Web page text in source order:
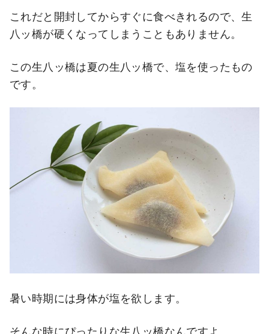
これだと開封してからすぐに食べきれるので、生
八ッ橋が硬くなってしまうこともありません。
この生八ッ橋は夏の生八ッ橋で、塩を使ったもの
です。
暑い時期には身体が塩を欲します。
そんな時にぴったりな生八ッ橋なんですよ。